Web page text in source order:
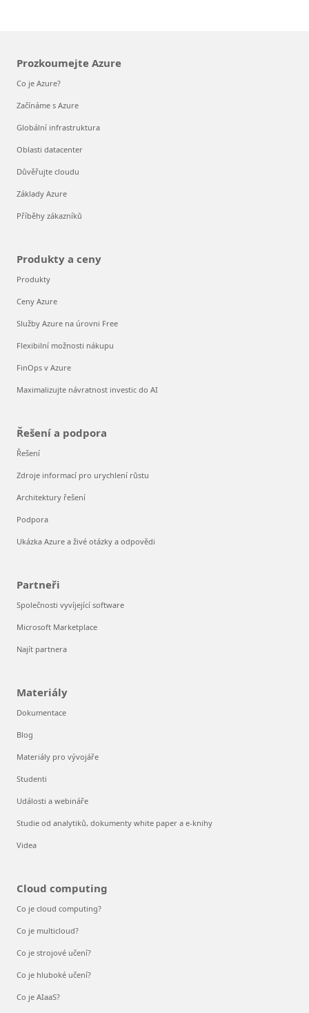
Prozkoumejte Azure
Co je Azure?
Začínáme s Azure
Globální infrastruktura
Oblasti datacenter
Důvěřujte cloudu
Základy Azure
Příběhy zákazníků
Produkty a ceny
Produkty
Ceny Azure
Služby Azure na úrovni Free
Flexibilní možnosti nákupu
FinOps v Azure
Maximalizujte návratnost investic do AI
Řešení a podpora
Řešení
Zdroje informací pro urychlení růstu
Architektury řešení
Podpora
Ukázka Azure a živé otázky a odpovědi
Partneři
Společnosti vyvíjející software
Microsoft Marketplace
Najít partnera
Materiály
Dokumentace
Blog
Materiály pro vývojáře
Studenti
Události a webináře
Studie od analytiků, dokumenty white paper a e-knihy
Videa
Cloud computing
Co je cloud computing?
Co je multicloud?
Co je strojové učení?
Co je hluboké učení?
Co je AIaaS?